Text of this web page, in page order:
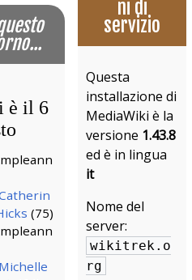
è il 6
(75)
Michelle
ni di
servizio
Questa
installazione di
MediaWiki è la
versione 1.43.8
ed è in lingua
it
Nome del
server:
wikitrek.o
rg